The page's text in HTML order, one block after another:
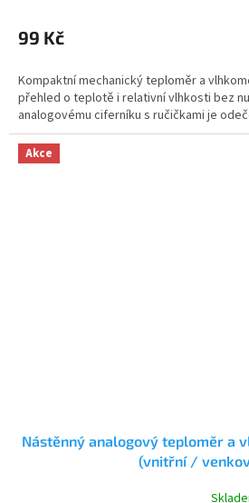
99 Kč
Kompaktní mechanický teploměr a
přehled o teplotě i relativní vlhkosti bez
analogovému ciferníku s ručičkami je
Akce
Nástěnný analogový teploměr a
(vnitřní /